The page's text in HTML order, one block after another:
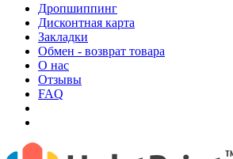
Дропшиппинг
Дисконтная карта
Закладки
Обмен - возврат товара
О нас
Отзывы
FAQ